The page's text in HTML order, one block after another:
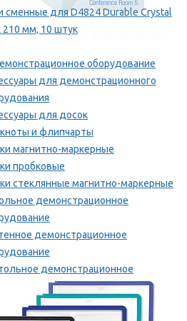
для D4824 Durable Crystal
210 мм, 10 штук
оборудование
для демонстрационного
для досок
и флипчарты
магнитно-маркерные
пробковые
стеклянные магнитно-маркерные
демонстрационное
демонстрационное
демонстрационное